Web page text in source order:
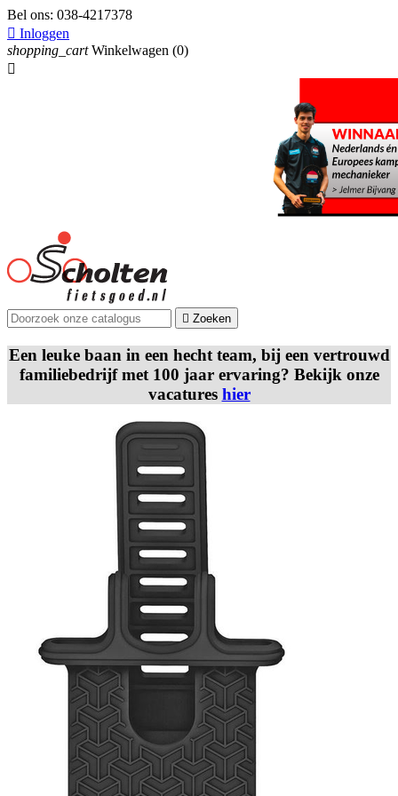
Bel ons: 038-4217378
 Inloggen
shopping_cart Winkelwagen (0)

 Zoeken
Een leuke baan in een hecht team, bij een vertrouwd
familiebedrijf met 100 jaar ervaring? Bekijk onze
vacatures hier